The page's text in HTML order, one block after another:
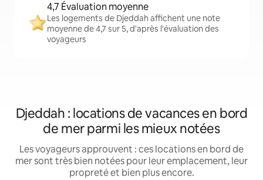
4,7 Évaluation moyenne
Les logements de Djeddah affichent une note
moyenne de 4,7 sur 5, d'après l'évaluation des
voyageurs
Djeddah : locations de vacances en bord
de mer parmi les mieux notées
Les voyageurs approuvent : ces locations en bord de
mer sont très bien notées pour leur emplacement, leur
propreté et bien plus encore.